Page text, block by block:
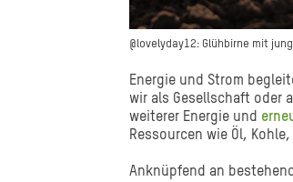
@lovelyday12: Glühbirne mit
Energie und Strom
wir als Gesellschaft oder
weiterer Energie und
Ressourcen wie Öl,
Anknüpfend an